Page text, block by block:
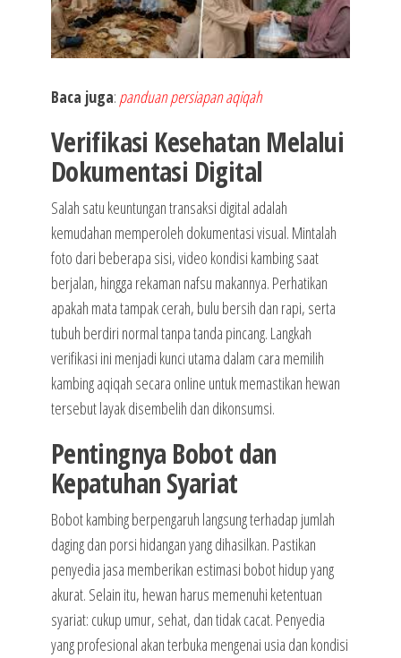
Baca juga: panduan persiapan aqiqah
Verifikasi Kesehatan Melalui
Dokumentasi Digital
Salah satu keuntungan transaksi digital adalah
kemudahan memperoleh dokumentasi visual. Mintalah
foto dari beberapa sisi, video kondisi kambing saat
berjalan, hingga rekaman nafsu makannya. Perhatikan
apakah mata tampak cerah, bulu bersih dan rapi, serta
tubuh berdiri normal tanpa tanda pincang. Langkah
verifikasi ini menjadi kunci utama dalam cara memilih
kambing aqiqah secara online untuk memastikan hewan
tersebut layak disembelih dan dikonsumsi.
Pentingnya Bobot dan
Kepatuhan Syariat
Bobot kambing berpengaruh langsung terhadap jumlah
daging dan porsi hidangan yang dihasilkan. Pastikan
penyedia jasa memberikan estimasi bobot hidup yang
akurat. Selain itu, hewan harus memenuhi ketentuan
syariat: cukup umur, sehat, dan tidak cacat. Penyedia
yang profesional akan terbuka mengenai usia dan kondisi